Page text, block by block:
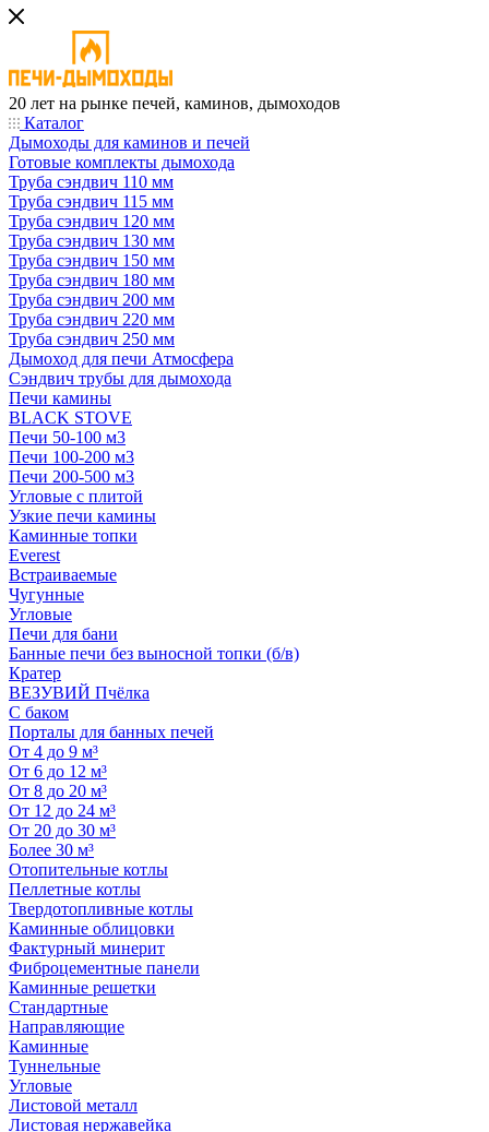
20 лет на рынке печей, каминов, дымоходов
Каталог
Дымоходы для каминов и печей
Готовые комплекты дымохода
Труба сэндвич 110 мм
Труба сэндвич 115 мм
Труба сэндвич 120 мм
Труба сэндвич 130 мм
Труба сэндвич 150 мм
Труба сэндвич 180 мм
Труба сэндвич 200 мм
Труба сэндвич 220 мм
Труба сэндвич 250 мм
Дымоход для печи Атмосфера
Сэндвич трубы для дымохода
Печи камины
BLACK STOVE
Печи 50-100 м3
Печи 100-200 м3
Печи 200-500 м3
Угловые с плитой
Узкие печи камины
Каминные топки
Everest
Встраиваемые
Чугунные
Угловые
Печи для бани
Банные печи без выносной топки (б/в)
Кратер
ВЕЗУВИЙ Пчёлка
С баком
Порталы для банных печей
От 4 до 9 м³
От 6 до 12 м³
От 8 до 20 м³
От 12 до 24 м³
От 20 до 30 м³
Более 30 м³
Отопительные котлы
Пеллетные котлы
Твердотопливные котлы
Каминные облицовки
Фактурный минерит
Фиброцементные панели
Каминные решетки
Стандартные
Направляющие
Каминные
Туннельные
Угловые
Листовой металл
Листовая нержавейка